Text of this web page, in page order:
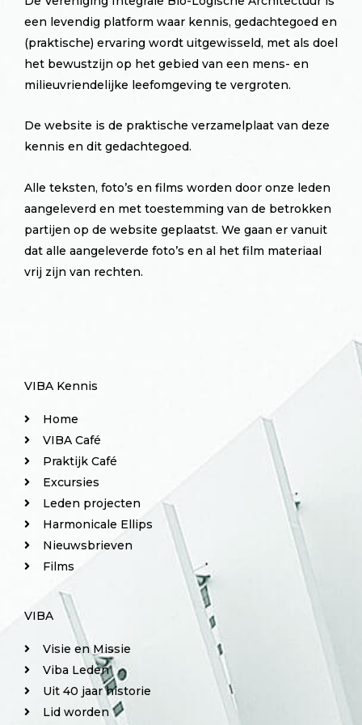
een levendig platform waar kennis, gedachtegoed en
(praktische) ervaring wordt uitgewisseld, met als doel
het bewustzijn op het gebied van een mens- en
milieuvriendelijke leefomgeving te vergroten.
De website is de praktische verzamelplaat van deze
kennis en dit gedachtegoed.
Alle teksten, foto’s en films worden door onze leden
aangeleverd en met toestemming van de betrokken
partijen op de website geplaatst. We gaan er vanuit
dat alle aangeleverde foto’s en al het film materiaal
vrij zijn van rechten.
VIBA Kennis
Home
VIBA Café
Praktijk Café
Excursies
Leden projecten
Harmonicale Ellips
Nieuwsbrieven
Films
VIBA
Visie en Missie
Viba Leden
Uit 40 jaar historie
Lid worden